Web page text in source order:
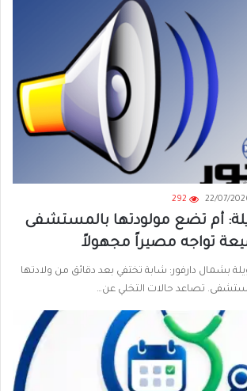
22/07/
292
أم تضع مولودتها بالمستشفى
تواجه مصيراً مجهولاً
بشمال دارفور: شابة تختفي بعد دقائق من ولادتها
تصاعد حالات التخلي عن…